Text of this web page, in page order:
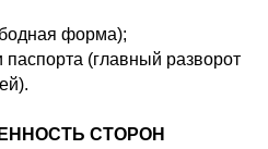
форма);
(главный разворот
СТОРОН